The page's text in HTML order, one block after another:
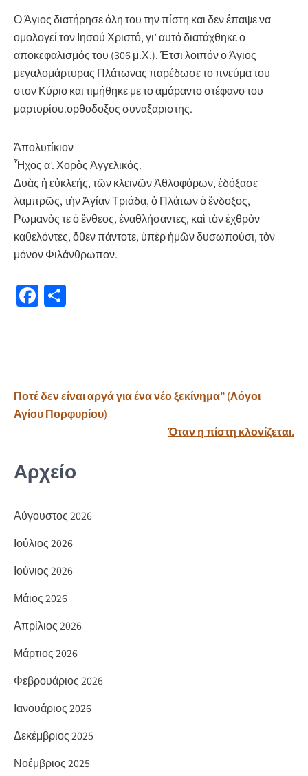
Ο Άγιος διατήρησε όλη του την πίστη και δεν έπαψε να
ομολογεί τον Ιησού Χριστό, γι’ αυτό διατάχθηκε ο
αποκεφαλισμός του (306 μ.Χ.). Έτσι λοιπόν ο Άγιος
μεγαλομάρτυρας Πλάτωνας παρέδωσε το πνεύμα του
στον Κύριο και τιμήθηκε με το αμάραντο στέφανο του
μαρτυρίου.ορθοδοξος συναξαριστης.
Ἀπολυτίκιον
Ἦχος α’. Χορὸς Ἀγγελικός.
Δυὰς ἡ εὐκλεής, τῶν κλεινῶν Ἀθλοφόρων, ἐδόξασε
λαμπρῶς, τὴν Ἁγίαν Τριάδα, ὁ Πλάτων ὁ ἔνδοξος,
Ρωμανὸς τε ὁ ἔνθεος, ἐναθλήσαντες, καὶ τὸν ἐχθρὸν
καθελόντες, ὅθεν πάντοτε, ὑπὲρ ἠμῶν δυσωπούσι, τὸν
μόνον Φιλάνθρωπον.
Fa
k
σ
τε
ίτ
Πλοήγηση
άρθρων
Ποτέ δεν είναι αργά για ένα νέο ξεκίνημα” (Λόγοι
Αγίου Πορφυρίου)
Όταν η πίστη κλονίζεται.
Αρχείο
Αύγουστος 2026
Ιούλιος 2026
Ιούνιος 2026
Μάιος 2026
Απρίλιος 2026
Μάρτιος 2026
Φεβρουάριος 2026
Ιανουάριος 2026
Δεκέμβριος 2025
Νοέμβριος 2025